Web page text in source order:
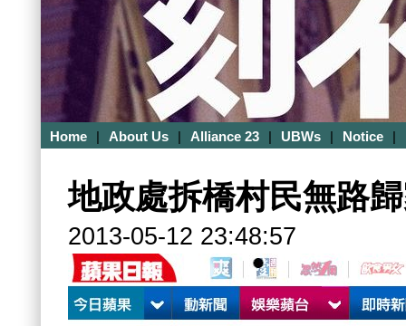
Home | About Us | Alliance 23 | UBWs | Notice |
地政處拆橋村民無路
2013-05-12 23:48:57